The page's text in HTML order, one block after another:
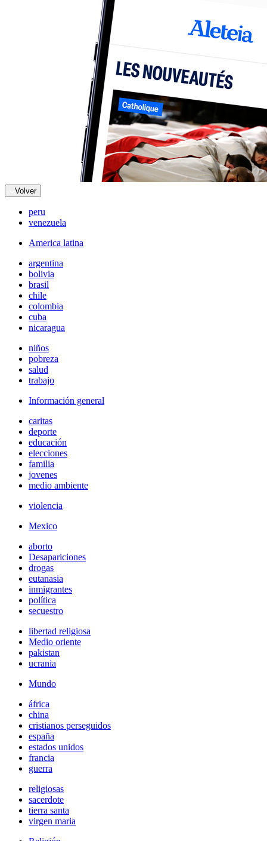
Volver
peru
venezuela
America latina
argentina
bolivia
brasil
chile
colombia
cuba
nicaragua
niños
pobreza
salud
trabajo
Información general
caritas
deporte
educación
elecciones
familia
jovenes
medio ambiente
violencia
Mexico
aborto
Desapariciones
drogas
eutanasia
inmigrantes
política
secuestro
libertad religiosa
Medio oriente
pakistan
ucrania
Mundo
áfrica
china
cristianos perseguidos
españa
estados unidos
francia
guerra
religiosas
sacerdote
tierra santa
virgen maria